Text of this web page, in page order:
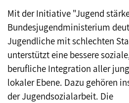
Mit der Initiative "Jugend
Bundesjugendministerium
Jugendliche mit schlechten
unterstützt eine bessere
berufliche Integration aller
lokaler Ebene. Dazu gehören
der Jugendsozialarbeit. Die